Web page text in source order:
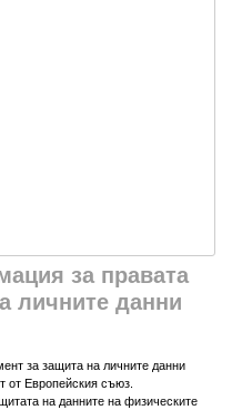
за правата
личните данни
за защита на личните данни
от Европейския съюз.
на данните на физическите